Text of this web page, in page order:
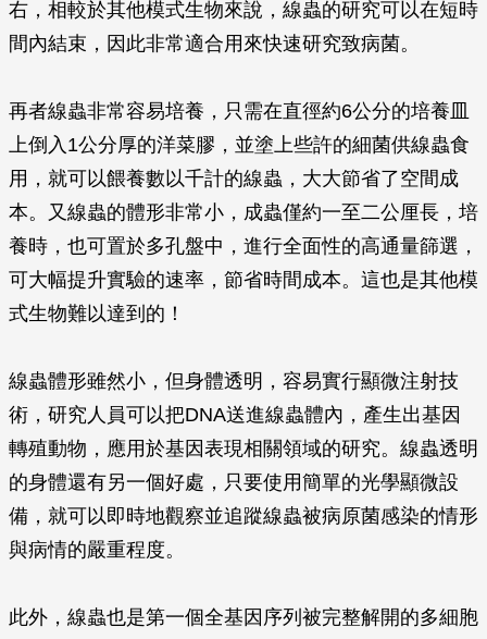
右，相較於其他模式生物來說，線蟲的研究可以在短時
間內結束，因此非常適合用來快速研究致病菌。
再者線蟲非常容易培養，只需在直徑約6公分的培養皿
上倒入1公分厚的洋菜膠，並塗上些許的細菌供線蟲食
用，就可以餵養數以千計的線蟲，大大節省了空間成
本。又線蟲的體形非常小，成蟲僅約一至二公厘長，培
養時，也可置於多孔盤中，進行全面性的高通量篩選，
可大幅提升實驗的速率，節省時間成本。這也是其他模
式生物難以達到的！
線蟲體形雖然小，但身體透明，容易實行顯微注射技
術，研究人員可以把DNA送進線蟲體內，產生出基因
轉殖動物，應用於基因表現相關領域的研究。線蟲透明
的身體還有另一個好處，只要使用簡單的光學顯微設
備，就可以即時地觀察並追蹤線蟲被病原菌感染的情形
與病情的嚴重程度。
此外，線蟲也是第一個全基因序列被完整解開的多細胞